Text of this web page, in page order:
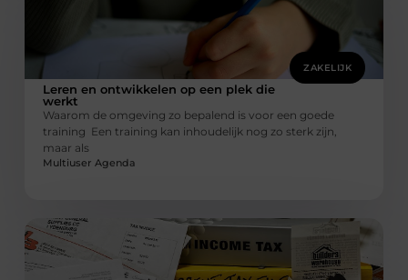
ZAKELIJK
Leren en ontwikkelen op een plek die
werkt
Waarom de omgeving zo bepalend is voor een goede
training Een training kan inhoudelijk nog zo sterk zijn,
maar als
Multiuser Agenda